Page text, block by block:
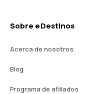
Sobre eDestinos
Acerca de nosotros
Blog
Programa de afiliados